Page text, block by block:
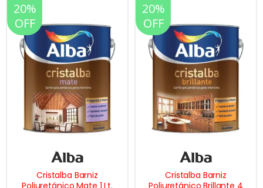
20%
OFF
Cristalba Barniz
20%
OFF
Cristalba Barniz